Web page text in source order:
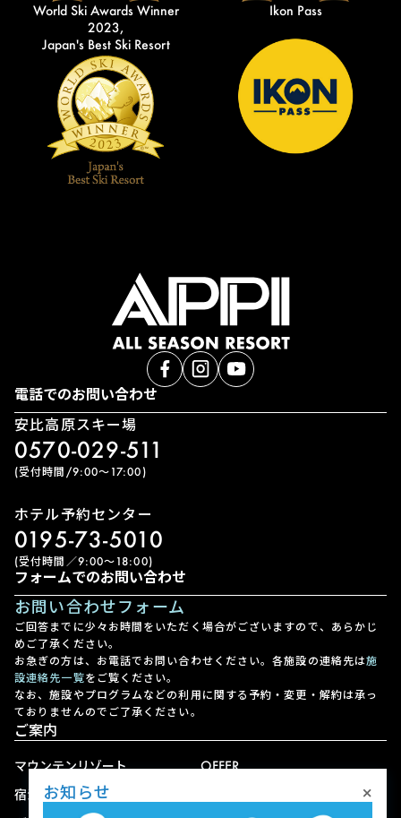
World Ski Awards Winner
2023,
Japan's Best Ski Resort
Ikon Pass
電話でのお問い合わせ
安比高原スキー場
0570-029-511
(受付時間/9:00〜17:00)
ホテル予約センター
0195-73-5010
(受付時間／9:00〜18:00)
フォームでのお問い合わせ
お問い合わせフォーム
ご回答までに少々お時間をいただく場合がございますので、あらかじ
めご了承ください。
お急ぎの方は、お電話でお問い合わせください。各施設の連絡先は施
設連絡先一覧をご覧ください。
なお、施設やプログラムなどの利用に関する予約・変更・解約は承っ
ておりませんのでご了承ください。
ご案内
マウンテンリゾート
宿泊
OFFER
お知らせ ×